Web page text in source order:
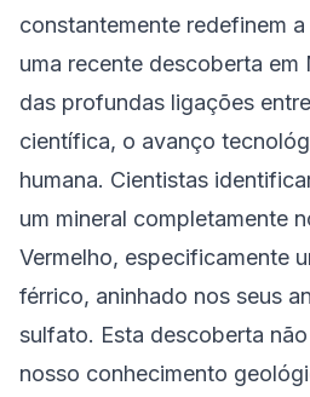
constantemente redefinem
uma recente descoberta em
das profundas ligações
científica, o avanço
humana. Cientistas
um mineral completamente
Vermelho, especificamente
férrico, aninhado nos seus
sulfato. Esta descoberta
nosso conhecimento